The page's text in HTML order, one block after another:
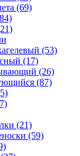
(69)
(53)
(17)
(26)
(87)
(21)
(59)